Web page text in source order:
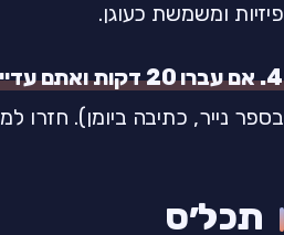
פיזיות ומשמשת כעוגן.
4. אם עברו 20 דקות ואתם עדיין ערים
בספר נייר, כתיבה ביומן). חזרו
תכל׳ס